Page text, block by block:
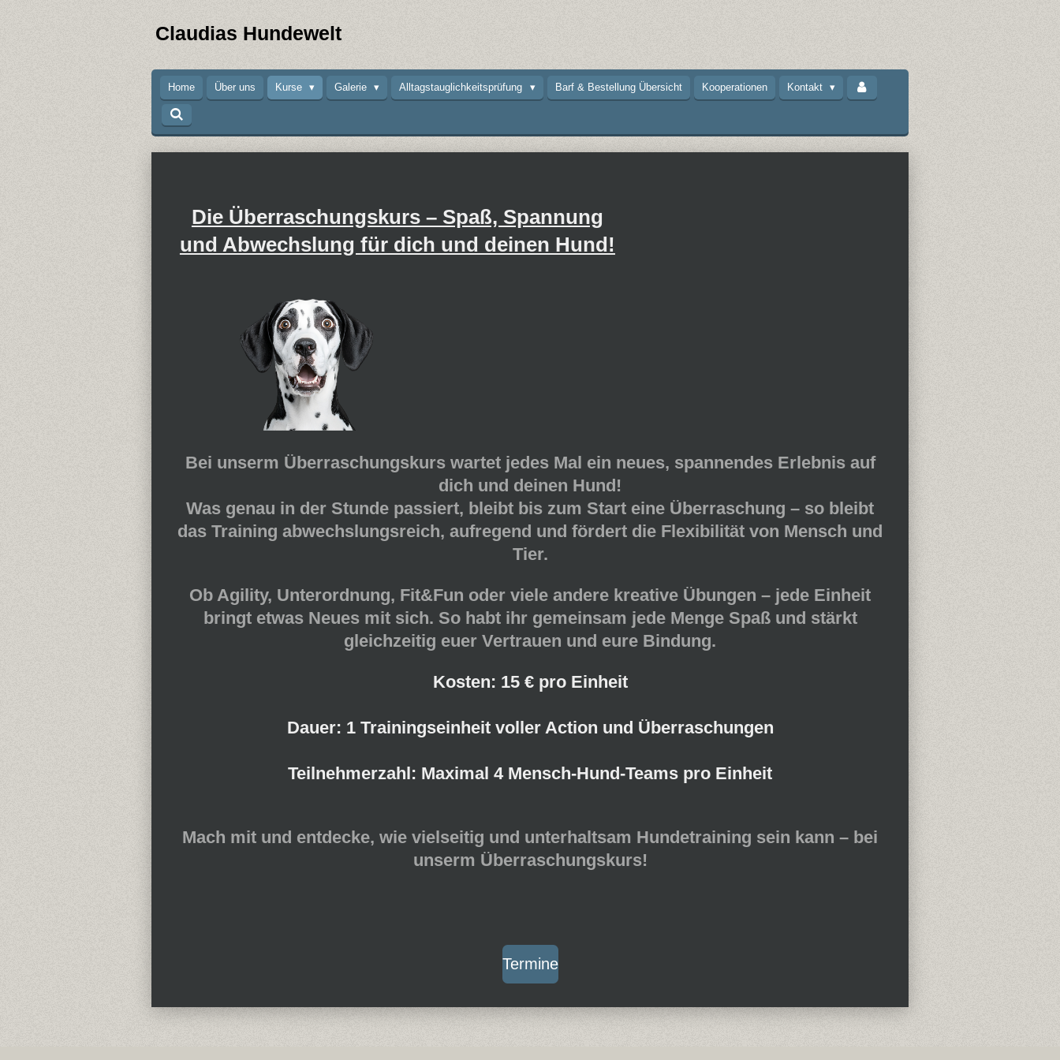
Claudias Hundewelt
Home Über uns Kurse Galerie Alltagstauglichkeitsprüfung Barf & Bestellung Übersicht Kooperationen Kontakt
Die Überraschungskurs – Spaß, Spannung
und Abwechslung für dich und deinen Hund!
Bei unserm Überraschungskurs wartet jedes Mal ein neues, spannendes Erlebnis auf
dich und deinen Hund!
Was genau in der Stunde passiert, bleibt bis zum Start eine Überraschung – so bleibt
das Training abwechslungsreich, aufregend und fördert die Flexibilität von Mensch und
Tier.
Ob Agility, Unterordnung, Fit&Fun oder viele andere kreative Übungen – jede Einheit
bringt etwas Neues mit sich. So habt ihr gemeinsam jede Menge Spaß und stärkt
gleichzeitig euer Vertrauen und eure Bindung.
Kosten: 15 € pro Einheit
Dauer: 1 Trainingseinheit voller Action und Überraschungen
Teilnehmerzahl: Maximal 4 Mensch-Hund-Teams pro Einheit
Mach mit und entdecke, wie vielseitig und unterhaltsam Hundetraining sein kann – bei
unserm Überraschungskurs!
Termine